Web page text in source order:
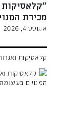
מכירת
אוגוסט 4, 2026
קלאסיקות